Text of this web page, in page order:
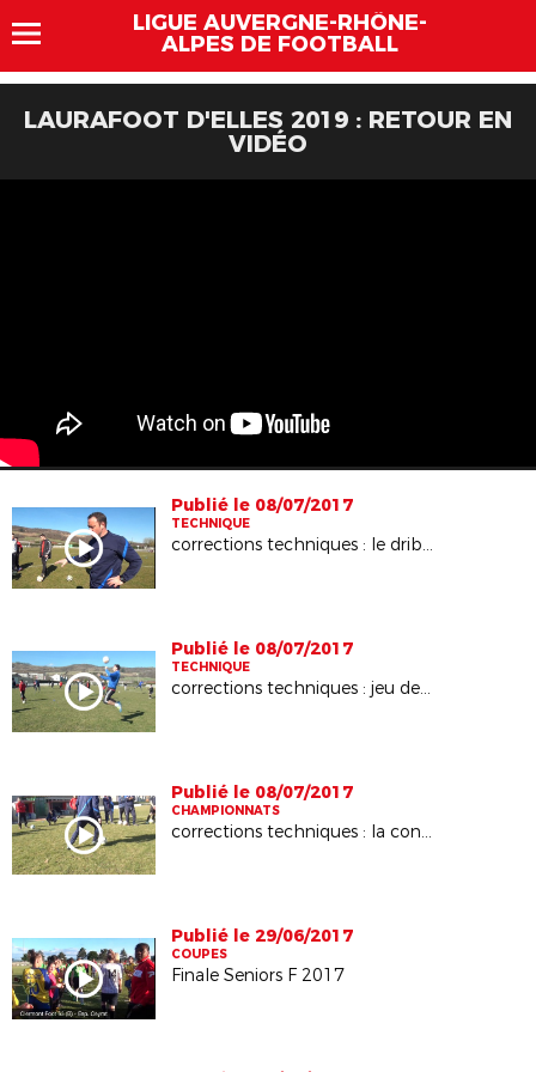
LIGUE AUVERGNE-RHÔNE-
ALPES DE FOOTBALL
LAURAFOOT D'ELLES 2019 : RETOUR EN
VIDÉO
Publié le 08/07/2017
TECHNIQUE
corrections techniques : le dribble
Publié le 08/07/2017
TECHNIQUE
corrections techniques : jeu de tête
Publié le 08/07/2017
CHAMPIONNATS
corrections techniques : la conduite de balle
Publié le 29/06/2017
COUPES
Finale Seniors F 2017